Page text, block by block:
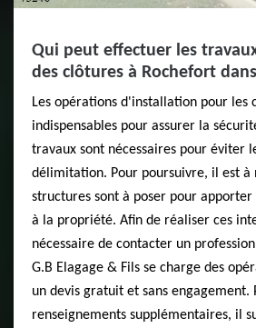
Qui peut effectuer les
des clôtures à Rochefort
Les opérations d'installation pour les
indispensables pour assurer la
travaux sont nécessaires pour éviter
délimitation. Pour poursuivre, il est à
structures sont à poser pour
à la propriété. Afin de réaliser ces
nécessaire de contacter un
G.B Elagage & Fils se charge des
un devis gratuit et sans engagement.
renseignements supplémentaires, il